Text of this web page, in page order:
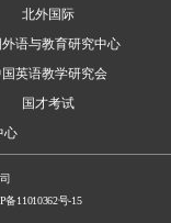
北外国际
语与教育研究中心
英语教学研究会
国才考试
心
备11010362号-15